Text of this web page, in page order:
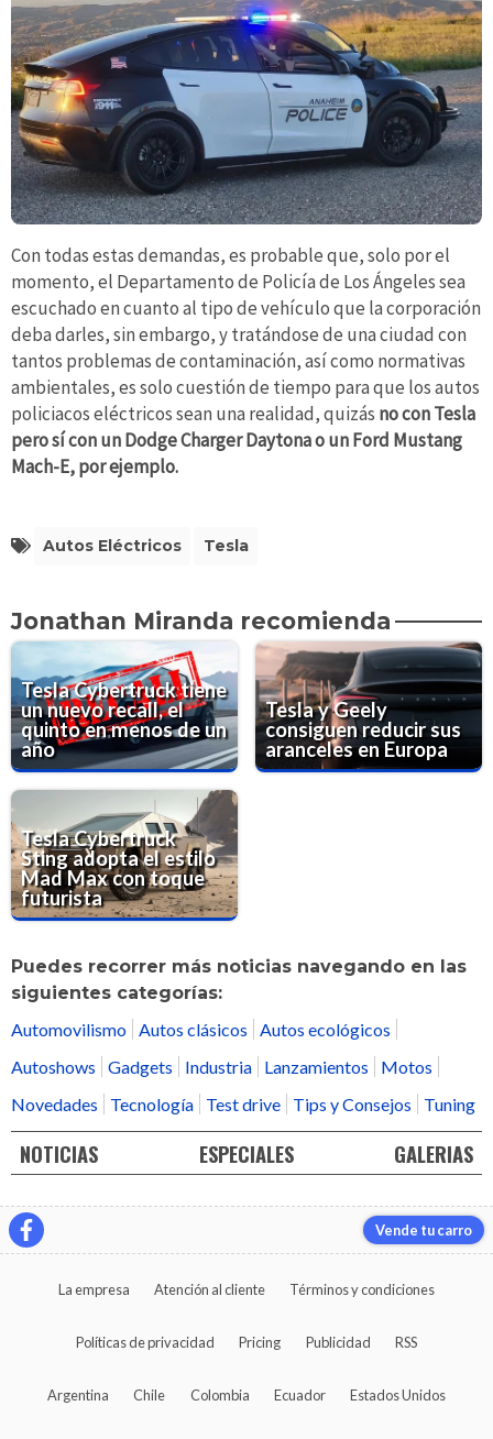
Con todas estas demandas, es probable que, solo por el
momento, el Departamento de Policía de Los Ángeles sea
escuchado en cuanto al tipo de vehículo que la corporación
deba darles, sin embargo, y tratándose de una ciudad con
tantos problemas de contaminación, así como normativas
ambientales, es solo cuestión de tiempo para que los autos
policiacos eléctricos sean una realidad, quizás no con Tesla
pero sí con un Dodge Charger Daytona o un Ford Mustang
Mach-E, por ejemplo.
Autos Eléctricos Tesla
Jonathan Miranda recomienda
Tesla Cybertruck tiene
un nuevo recall, el
quinto en menos de un
año
Tesla y Geely
consiguen reducir sus
aranceles en Europa
Tesla Cybertruck
Sting adopta el estilo
Mad Max con toque
futurista
Puedes recorrer más noticias navegando en las
siguientes categorías:
Automovilismo Autos clásicos
Autos ecológicos
Autoshows
Gadgets Industria Lanzamientos
Motos
Novedades
Tecnología Test drive Tips y Consejos Tuning
NOTICIAS ESPECIALES GALERIAS
Vende tu carro
La empresa Atención al cliente Términos y condiciones
Políticas de privacidad Pricing Publicidad RSS
Argentina Chile Colombia Ecuador Estados Unidos